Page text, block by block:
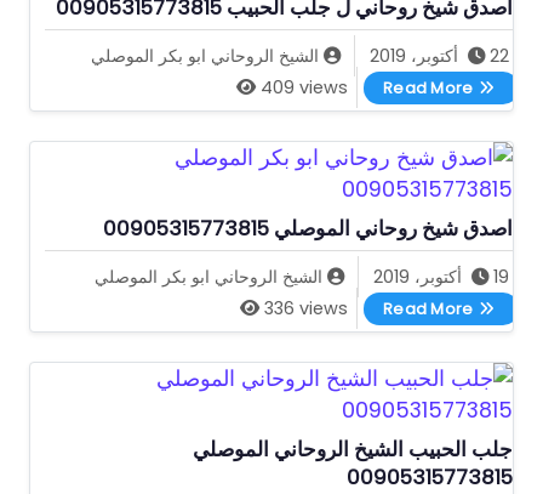
اصدق شيخ روحاني ل جلب الحبيب 00905315773815
22 أكتوبر، 2019
الشيخ الروحاني ابو بكر الموصلي
409 views
Read More
اصدق شيخ روحاني ل جلب الحبيب 00905315773815
اصدق شيخ روحاني الموصلي 00905315773815
19 أكتوبر، 2019
الشيخ الروحاني ابو بكر الموصلي
336 views
Read More
اصدق شيخ روحاني الموصلي 00905315773815
جلب الحبيب الشيخ الروحاني الموصلي
00905315773815